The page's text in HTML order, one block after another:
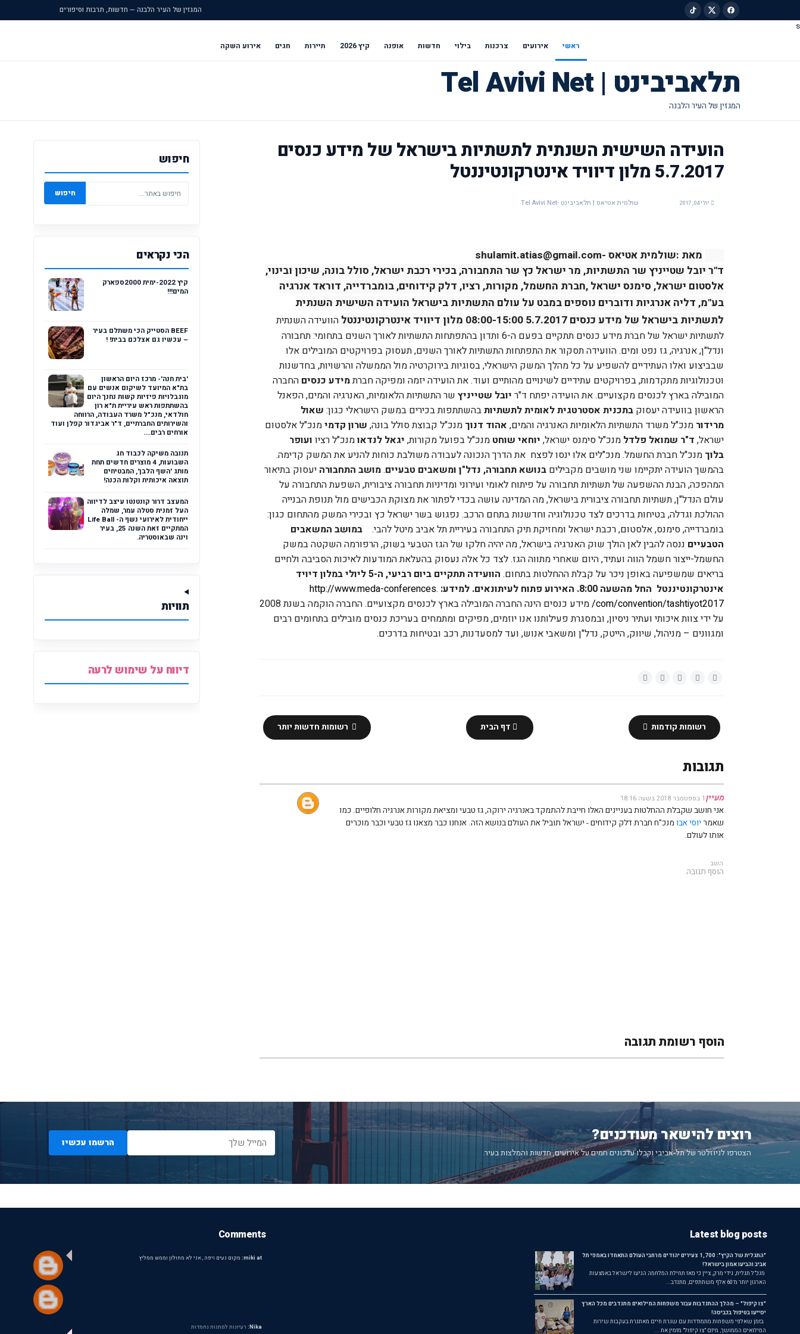
המגזין של העיר הלבנה — חדשות, תרבות וסיפורים
s
ראשי אירועים צרכנות בילוי חדשות אופנה קיץ 2026 תיירות חגים אירוע השקה
תלאביבינט | Tel Avivi Net
הועידה השישית השנתית לתשתיות בישראל של מידע כנסים
5.7.2017 מלון דיוויד אינטרקונטיננטל
יולי 04, 2017 שולמית אטיאס | תלאביבינט -Tel Avivi Net
מאת :שולמית אטיאס -shulamit.atias@gmail.com
ד"ר יובל שטייניץ שר התשתיות, מר ישראל כץ שר התחבורה,בכירי רכבת ישראל, סולל בונה, שיכון ובינוי,
אלסטום ישראל, סימנס ישראל ,חברת החשמל, מקורות, רציו, דלק קידוחים, בומברדייה, דוראד אנרגיה
בע"מ, דליה אנרגיות ודוברים נוספים במבט על עולם התשתיות בישראל הועידה השישית השנתית
לתשתיות בישראל של מידע כנסים 5.7.2017 08:00-15:00 מלון דיוויד אינטרקונטיננטל
הוועידה השנתית
לתשתיות ישראל של חברת מידע כנסים תתקיים בפעם ה-6 ותדון בהתפתחות התשתיות לאורך השנים בתחומי: תחבורה
ונדל"ן, אנרגיה, גז נפט ומים.הוועידה תסקור את התפתחות התשתיות לאורך השנים, תעסוק בפרויקטים המובילים אלו
שבביצוע ואלו העתידיים להשפיע על כל מהלך המשק הישראלי, בסוגיות בירוקרטיה מול הממשלה והרשויות, בחדשנות
וטכנולוגיות מתקדמות, בפרויקטים עתידיים לשינויים מהותיים ועוד.את הועידה יזמה ומפיקה חברתמידע כנסים החברה
המובילה בארץ לכנסים מקצועיים.את הועידה יפתח ד"ר יובל שטייניץ שר התשתיות הלאומיות, האנרגיה והמים, הפאנל
הראשון בוועידה יעסוק בתכנית אסטרטגית לאומית לתשתיותבהשתתפות בכירים במשק הישראלי כגון: שאול
מרידור מנכ"ל משרד התשתיות הלאומיות האנרגיה והמים, אהוד דנוך מנכ"ל קבוצת סולל בונה, שרון קדמימנכ"ל אלסטום
ישראל, ד"ר שמואל פלדל מנכ"ל סימנס ישראל, יוחאי שוחט מנכ"ל בפועל מקורות, יגאל לנדאומנכ"ל רציו ועופר
בלוך מנכ"ל חברת החשמל. מנכ"לים אלו ינסו לפצח את הדרך הנכונה לעבודה משולבת כוחות להניע את המשק קדימה.
בהמשך הועידה יתקיימו שני מושבים מקבילים בנושא תחבורה, נדל"ן ומשאבים טבעיים.מושב התחבורה יעסוק בתיאור
המהפכה, הבנת ההשפעה של תשתיות תחבורה על פיתוח לאומי ועירוני ומדיניות תחבורה ציבורית, השפעת התחבורה על
עולם הנדל"ן, תשתיות תחבורה ציבורית בישראל, מה המדינה עושה בכדי לפתור את מצוקת הכבישים מול תנופת הבנייה
ההולכת וגדלה, בטיחות בדרכים לצד טכנולוגיה וחדשנות בתחם הרכב. נפגוש בשר ישראל כץ ובכירי המשק מהתחום כגון:
בומברדייה, סימנס, אלסטום, רכבת ישראל ומחזיקת תיק התחבורה בעיריית תל אביב מיטל להבי.
במושב המשאבים
הטבעיים ננסה להבין לאן הולך שוק האנרגיה בישראל, מה יהיה חלקו של הגז הטבעי בשוק, הרפורמה השקטה במשק
החשמל-ייצור חשמל הווה ועתיד, היום שאחרי מתווה הגז. לצד כל אלה נעסוק בהעלאת המודעות לאיכות הסביבה ולחיים
בריאים שמשפיעה באופן ניכר על קבלת ההחלטות בתחום.
הוועידה תתקיים ביום רביעי, ה-5 ליולי במלון דיויד
אינטרקונטיננטל החל מהשעה 8:00. האירוע פתוח לעיתונאים. למידע: http://www.meda-conferences.
com/convention/tashtiyot2017
/
מידע כנסים הינה החברה המובילה בארץ לכנסים מקצועיים. החברה הוקמה בשנת 2008
על ידי צוות איכותי ועתיר ניסיון, ובמסגרת פעילותנו אנו יוזמים, מפיקים ומתמחים בעריכת כנסים מובילים בתחומים רבים
ומגוונים – מניהול, שיווק, הייטק, נדל"ן ומשאבי אנוש, ועד למסעדנות, רכב ובטיחות בדרכים.
רשומות חדשות יותר רשומות קודמות דף הבית
תגובות
מעיין1 בספטמבר 2018 בשעה 18:16
אני חושב שקבלת ההחלטות בעניינים האלו חייבת להתמקד באנרגיה ירוקה, גז טבעי ומציאת מקורות אנרגיה חלופיים. כמו
שאמר יוסי אבו מנכ"ח חברת דלק קידוחים - ישראל תוביל את העולם בנושא הזה. אנחנו כבר מצאנו גז טבעי וכבר מוכרים
אותו לעולם.
השב
הוסף תגובה
הוסף רשומת תגובה
חיפוש
חיפוש
הכי נקראים
קיץ 2022-ימית 2000ספארק
המים!!!
BEEF הסטייק הכי משתלם בעיר
– עכשיו גם אצלכם בבית! !
'בית חנה'- מרכז היום הראשון
בת"א המיועד לשיקום אנשים עם
מוגבלויות פיזיות קשות נחנך היום
בהשתתפות ראש עיריית ת"א רון
חולדאי, מנכ"ל משרד העבודה, הרווחה
והשירותים החברתיים, ד"ר אביגדור קפלן ועוד
אורחים רבים....
תנובה משיקה לכבוד חג
השבועות, 4 מוצרים חדשים תחת
מותג 'השף הלבן', המבטיחים
תוצאה איכותית וקלות הכנה!
המעצב דרור קונטנטו עיצב לדיווה
העל זמנית סטלה עמר, שמלה
ייחודית לאירועי נשף ה- Life Ball
המתקיים זאת השנה 25, בעיר
וינה שבאוסטריה.
תוויות
דיווח על שימוש לרעה
רוצים להישאר מעודכנים?
הצטרפו לניוזלטר של תל-אביבי וקבלו עדכונים חמים על אירועים, חדשות והמלצות בעיר.
הרשמו עכשיו
Latest blog posts
"התגלית של הקיץ": 1,700 צעירים יהודים מרחבי העולם התאחדו באמפי תל
אביב והביעו אמון בישראל!
מנכ"ל תגלית, גידי מרק, ציין כי מאז תחילת המלחמה הגיעו לישראל באמצעות
הארגון יותר מ־60 אלף משתתפים, מתנדב...
"צו קיפול" – מהלך ההתנדבות עבור משפחות המילואים מתנדבים מכל הארץ
יסייעו בטיפול בכביסה!
בזמן שאלפי משפחות מתמודדות עם שגרת חיים מאתגרת בעקבות שירות
המילואים הממושך, מיזם "צו קיפול" מזמין את ...
Comments
miki at: מקום נעים ויפה , אני לא מחולון וממש ממליץ
Nika: רעיונות למתנות נחמדות